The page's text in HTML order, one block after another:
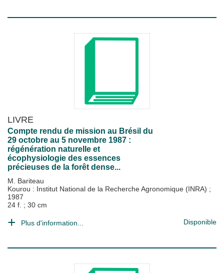
LIVRE
Compte rendu de mission au Brésil du
29 octobre au 5 novembre 1987 :
régénération naturelle et
écophysiologie des essences
précieuses de la forêt dense...
M. Bariteau
Kourou : Institut National de la Recherche Agronomique (INRA) ;
1987
24 f. ; 30 cm
Plus d'information... Disponible